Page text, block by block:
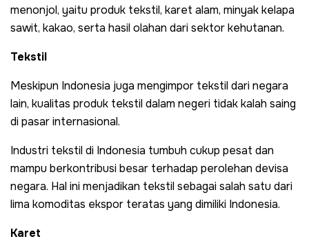
menonjol, yaitu produk tekstil, karet alam, minyak kelapa
sawit, kakao, serta hasil olahan dari sektor kehutanan.
Tekstil
Meskipun Indonesia juga mengimpor tekstil dari negara
lain, kualitas produk tekstil dalam negeri tidak kalah saing
di pasar internasional.
Industri tekstil di Indonesia tumbuh cukup pesat dan
mampu berkontribusi besar terhadap perolehan devisa
negara. Hal ini menjadikan tekstil sebagai salah satu dari
lima komoditas ekspor teratas yang dimiliki Indonesia.
Karet